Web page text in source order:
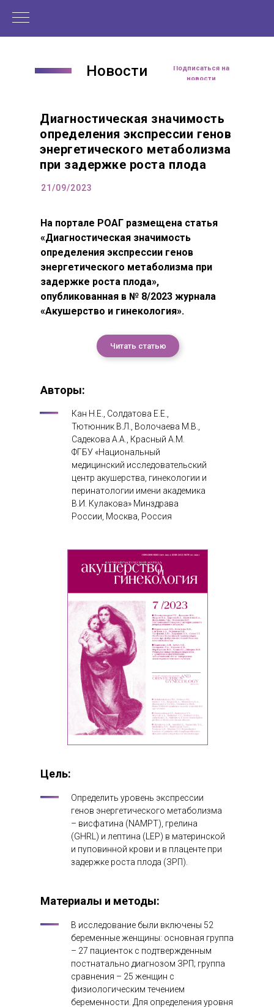
Новости
Подписаться на
новости
Диагностическая значимость
определения экспрессии генов
энергетического метаболизма
при задержке роста плода
21/09/2023
На портале РОАГ размещена статья
«Диагностическая значимость
определения экспрессии генов
энергетического метаболизма при
задержке роста плода»,
опубликованная в № 8/2023 журнала
«Акушерство и гинекология».
Кан Н.Е., Солдатова Е.Е.,
Тютюнник В.Л., Волочаева М.В.,
Садекова А.А., Красный А.М.
ФГБУ «Национальный
медицинский исследовательский
центр акушерства, гинекологии и
перинатологии имени академика
В.И. Кулакова» Минздрава
России, Москва, Россия
Читать статью
Авторы:
Цель:
Определить уровень экспрессии
генов энергетического метаболизма
– висфатина (NAMPT), грелина
(GHRL) и лептина (LEP) в материнской
и пуповинной крови и в плаценте при
задержке роста плода (ЗРП).
Материалы и методы:
В исследование были включены 52
беременные женщины: основная группа
– 27 пациенток c подтвержденным
постнатально диагнозом ЗРП; группа
сравнения – 25 женщин с
физиологическим течением
беременности. Для определения уровня